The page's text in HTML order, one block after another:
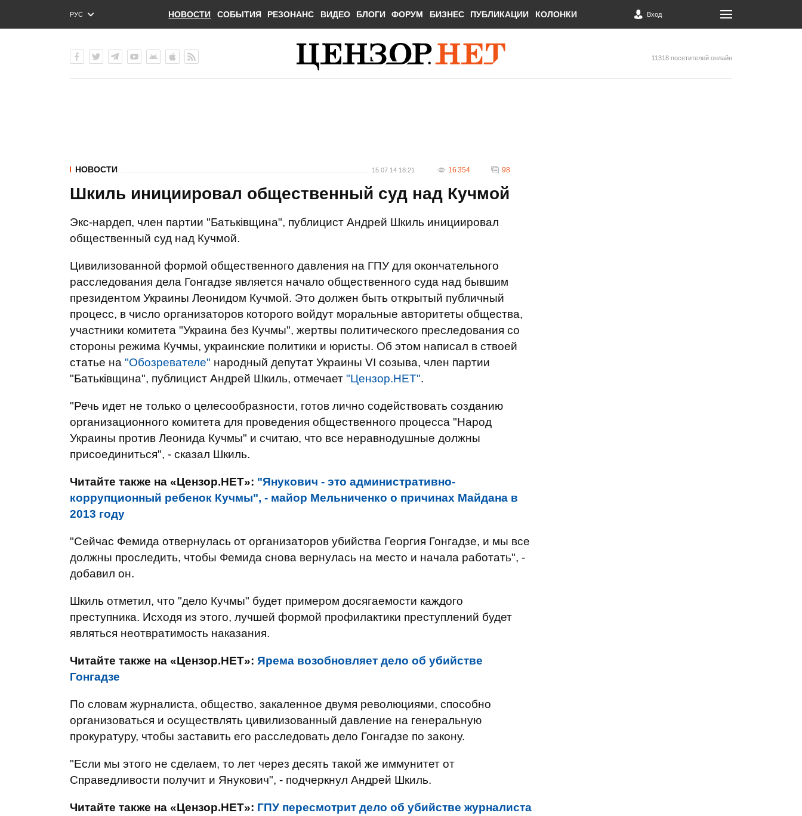
РУС
ENG
НОВОСТИ СОБЫТИЯ РЕЗОНАНС ВИДЕО БЛОГИ ФОРУМ БИЗНЕС ПУБЛИКАЦИИ КОЛОНКИ Вход
11318 посетителей онлайн
НОВОСТИ 15.07.14 18:21 16 354 98
Шкиль инициировал общественный суд над Кучмой
Экс-нардеп, член партии "Батьківщина", публицист Андрей Шкиль инициировал
общественный суд над Кучмой.
Цивилизованной формой общественного давления на ГПУ для окончательного
расследования дела Гонгадзе является начало общественного суда над бывшим
президентом Украины Леонидом Кучмой. Это должен быть открытый публичный
процесс, в число организаторов которого войдут моральные авторитеты общества,
участники комитета "Украина без Кучмы", жертвы политического преследования со
стороны режима Кучмы, украинские политики и юристы. Об этом написал в ствоей
статье на "Обозревателе" народный депутат Украины VI созыва, член партии
"Батьківщина", публицист Андрей Шкиль, отмечает "Цензор.НЕТ".
"Речь идет не только о целесообразности, готов лично содействовать созданию
организационного комитета для проведения общественного процесса "Народ
Украины против Леонида Кучмы" и считаю, что все неравнодушные должны
присоединиться", - сказал Шкиль.
Читайте также на «Цензор.НЕТ»: "Янукович - это административно-
коррупционный ребенок Кучмы", - майор Мельниченко о причинах Майдана в
2013 году
"Сейчас Фемида отвернулась от организаторов убийства Георгия Гонгадзе, и мы все
должны проследить, чтобы Фемида снова вернулась на место и начала работать", -
добавил он.
Шкиль отметил, что "дело Кучмы" будет примером досягаемости каждого
преступника. Исходя из этого, лучшей формой профилактики преступлений будет
являться неотвратимость наказания.
Читайте также на «Цензор.НЕТ»: Ярема возобновляет дело об убийстве
Гонгадзе
По словам журналиста, общество, закаленное двумя революциями, способно
организоваться и осуществлять цивилизованный давление на генеральную
прокуратуру, чтобы заставить его расследовать дело Гонгадзе по закону.
"Если мы этого не сделаем, то лет через десять такой же иммунитет от
Справедливости получит и Янукович", - подчеркнул Андрей Шкиль.
Читайте также на «Цензор.НЕТ»: ГПУ пересмотрит дело об убийстве журналиста